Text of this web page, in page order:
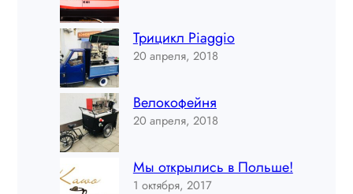
Трицикл Piaggio
20 апреля, 2018
Велокофейня
20 апреля, 2018
Мы открылись в Польше!
1 октября, 2017